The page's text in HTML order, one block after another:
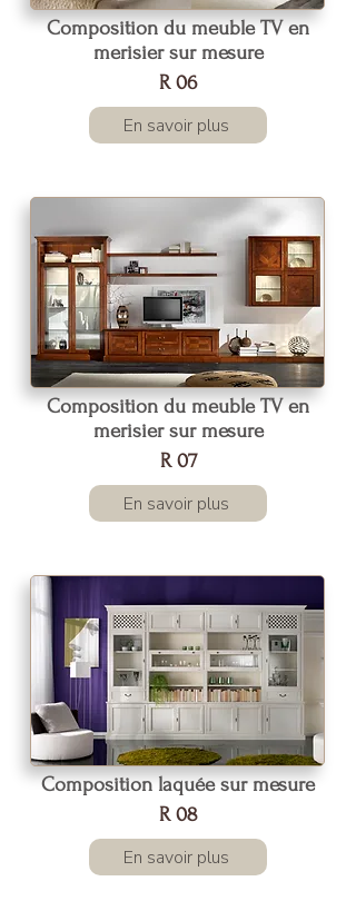
Composition du meuble TV en
merisier sur mesure
R 06
En savoir plus
Composition du meuble TV en
merisier sur mesure
R 07
En savoir plus
Composition laquée sur mesure
R 08
En savoir plus